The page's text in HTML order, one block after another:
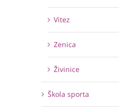
Vitez
Zenica
Živinice
Škola sporta